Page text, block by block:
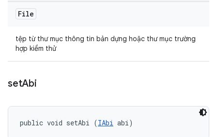
File
tệp từ thư mục thông tin bản dựng hoặc thư mục trường
hợp kiểm thử
setAbi
public void setAbi (IAbi abi)